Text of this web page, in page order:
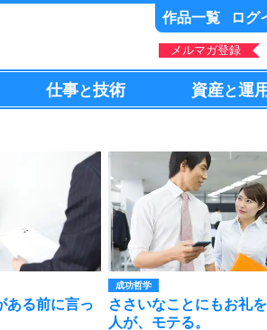
作品一覧 ログ
メルマガ登録
仕事と技術 資産と運用
ある前に言っ
成功哲学
ささいなことにもお礼
人が、モテる。